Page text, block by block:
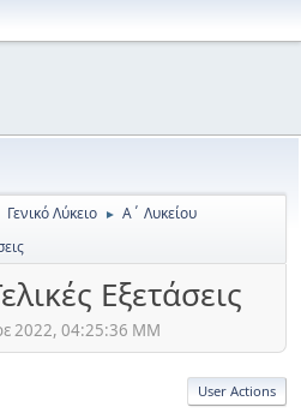
Γενικό Λύκειο ► Α΄ Λυκείου
Εξετάσεις
2022, 04:25:36 ΜΜ
User Actions